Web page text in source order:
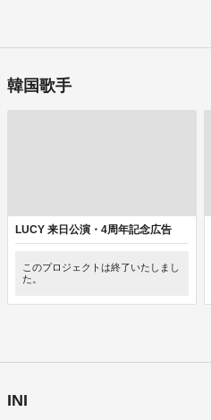
韓国歌手
LUCY 来日公演・4周年記念広告
このプロジェクトは終了いたしまし
た。
INI